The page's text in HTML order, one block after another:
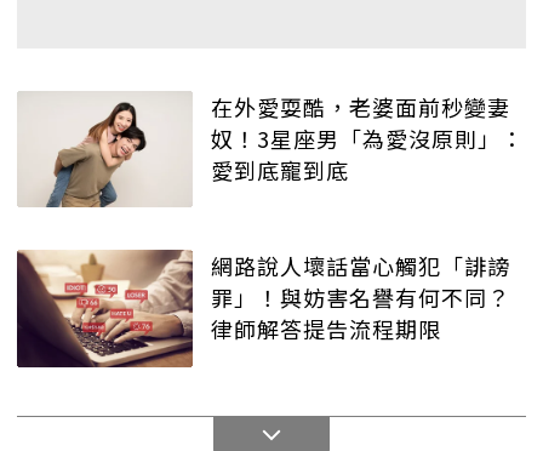
在外愛耍酷，老婆面前秒變妻
奴！3星座男「為愛沒原則」：
愛到底寵到底
網路說人壞話當心觸犯「誹謗
罪」！與妨害名譽有何不同？
律師解答提告流程期限